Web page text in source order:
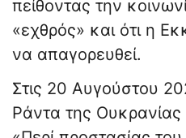
πείθοντας την
«εχθρός» και ότι η
να απαγορευθεί.
Στις 20 Αυγούστου
Ράντα της